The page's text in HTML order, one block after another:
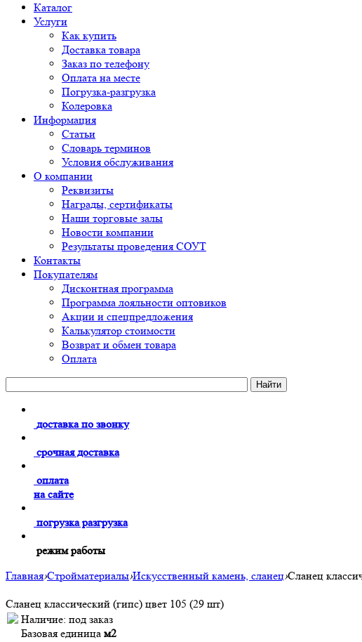
Каталог
Услуги
Как купить
Доставка товара
Заказ по телефону
Оплата на месте
Погрузка-разгрузка
Колеровка
Информация
Статьи
Словарь терминов
Условия обслуживания
О компании
Реквизиты
Награды, сертификаты
Наши торговые залы
Новости компании
Результаты проведения СОУТ
Контакты
Покупателям
Дисконтная программа
Программа лояльности оптовиков
Акции и спецпредложения
Калькулятор стоимости
Возврат и обмен товара
Оплата
доставка по звонку
срочная доставка
оплата
на сайте
погрузка разгрузка
режим работы
Главная›Стройматериалы›Искусственный камень, сланец›Сланец
Сланец классический (гипс) цвет 105 (29 шт)
Наличие: под заказ
Базовая единица м2